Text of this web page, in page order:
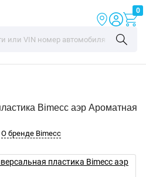
0
Bimecc аэр Ароматная
О бренде Bimecc